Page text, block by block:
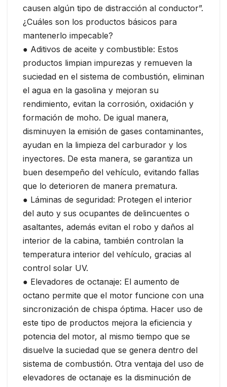
causen algún tipo de distracción al conductor”.
¿Cuáles son los productos básicos para
mantenerlo impecable?
● Aditivos de aceite y combustible: Estos
productos limpian impurezas y remueven la
suciedad en el sistema de combustión, eliminan
el agua en la gasolina y mejoran su
rendimiento, evitan la corrosión, oxidación y
formación de moho. De igual manera,
disminuyen la emisión de gases contaminantes,
ayudan en la limpieza del carburador y los
inyectores. De esta manera, se garantiza un
buen desempeño del vehículo, evitando fallas
que lo deterioren de manera prematura.
● Láminas de seguridad: Protegen el interior
del auto y sus ocupantes de delincuentes o
asaltantes, además evitan el robo y daños al
interior de la cabina, también controlan la
temperatura interior del vehículo, gracias al
control solar UV.
● Elevadores de octanaje: El aumento de
octano permite que el motor funcione con una
sincronización de chispa óptima. Hacer uso de
este tipo de productos mejora la eficiencia y
potencia del motor, al mismo tiempo que se
disuelve la suciedad que se genera dentro del
sistema de combustión. Otra ventaja del uso de
elevadores de octanaje es la disminución de